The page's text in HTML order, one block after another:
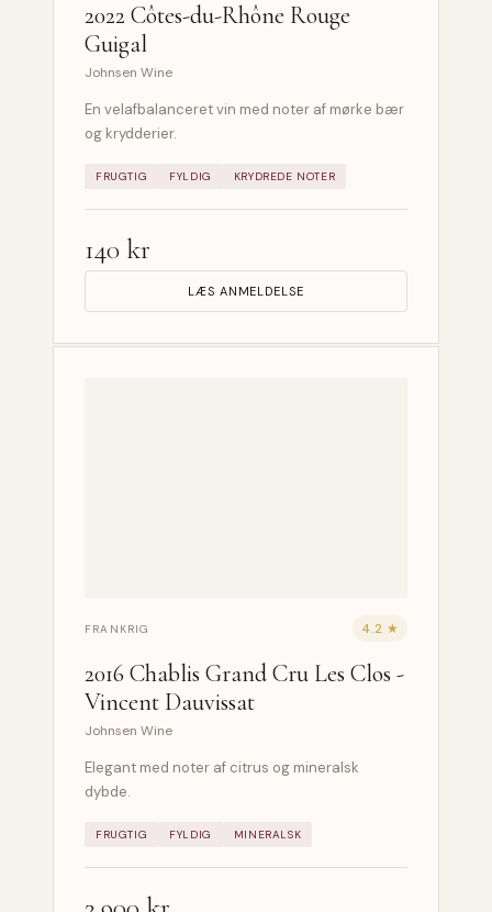
2022 Côtes-du-Rhône Rouge
Guigal
Johnsen Wine
En velafbalanceret vin med noter af mørke bær
og krydderier.
FRUGTIG FYLDIG KRYDREDE NOTER
140 kr
LÆS ANMELDELSE
FRANKRIG 4.2 ★
2016 Chablis Grand Cru Les Clos -
Vincent Dauvissat
Johnsen Wine
Elegant med noter af citrus og mineralsk
dybde.
FRUGTIG FYLDIG MINERALSK